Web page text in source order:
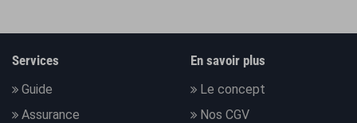
Services
Guide
Assurance
En savoir plus
Le concept
Nos CGV